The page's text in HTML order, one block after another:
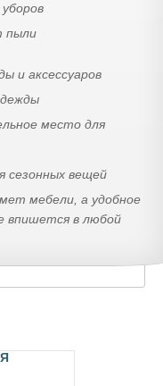
пыли
и аксессуаров
место для
сезонных вещей
мебели, а удобное
впишется в любой